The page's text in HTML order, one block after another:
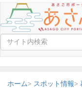
ホーム スポット情報